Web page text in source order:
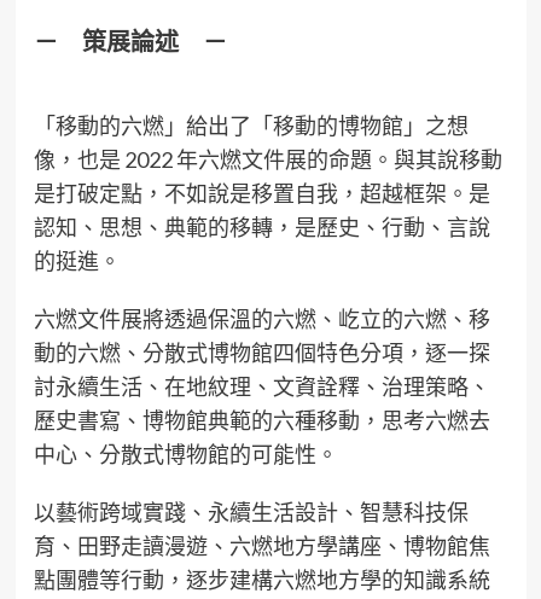
－ 策展論述－
「移動的六燃」給出了「移動的博物館」之想
像，也是 2022 年六燃文件展的命題。與其說移動
是打破定點，不如說是移置自我，超越框架。是
認知、思想、典範的移轉，是歷史、行動、言說
的挺進。
六燃文件展將透過保溫的六燃、屹立的六燃、移
動的六燃、分散式博物館四個特色分項，逐一探
討永續生活、在地紋理、文資詮釋、治理策略、
歷史書寫、博物館典範的六種移動，思考六燃去
中心、分散式博物館的可能性。
以藝術跨域實踐、永續生活設計、智慧科技保
育、田野走讀漫遊、六燃地方學講座、博物館焦
點團體等行動，逐步建構六燃地方學的知識系統